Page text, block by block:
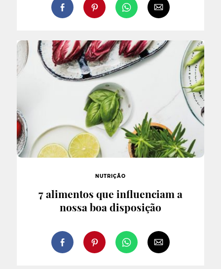
NUTRIÇÃO
7 alimentos que influenciam a
nossa boa disposição